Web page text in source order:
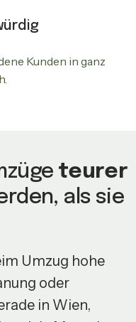
Kunden in ganz
teurer
als sie
Umzug hohe
oder
in Wien,